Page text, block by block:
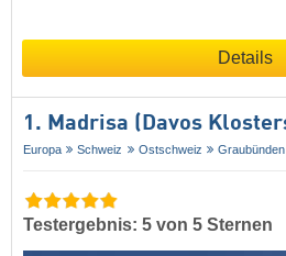
Details
1. Madrisa (Davos
Europa Schweiz Ostschweiz Graubünden
Testergebnis: 5 von 5 Sternen